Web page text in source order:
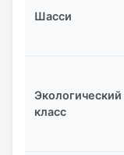
Шасси
Экологический
класс